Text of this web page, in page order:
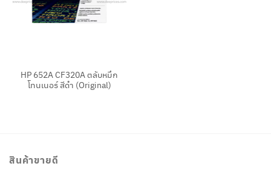
HP 652A CF320A ตลับหมึก
โทนเนอร์ สีดำ (Original)
สินค้าขายดี